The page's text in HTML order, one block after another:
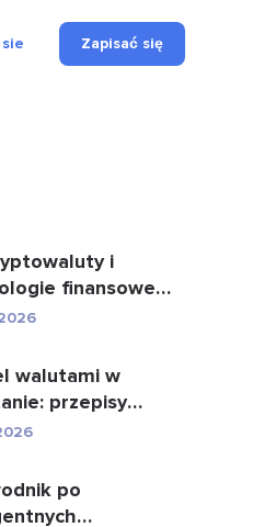
Zapisać się
i
finansowe
oblicze płatn...
walutami w
przepisy
brokerzy,
po